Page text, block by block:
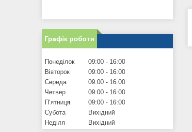
Графік роботи
Понеділок 09:00
16:00
Вівторок
09:00
16:00
Середа
09:00
16:00
Четвер
09:00
16:00
Пʼятниця
09:00
16:00
Субота
Вихідний
Неділя
Вихідний